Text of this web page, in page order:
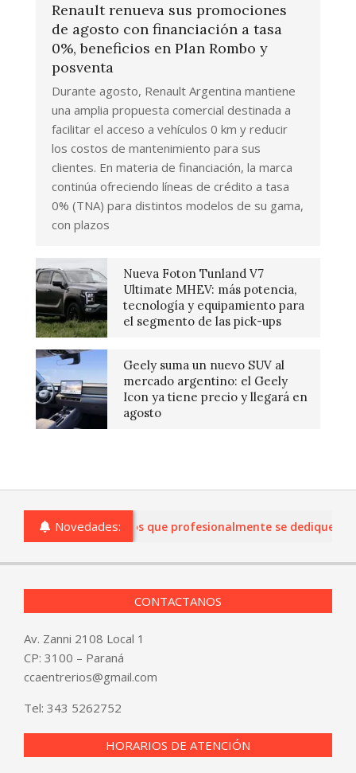
Renault renueva sus promociones
de agosto con financiación a tasa
0%, beneficios en Plan Rombo y
posventa
Durante agosto, Renault Argentina mantiene
una amplia propuesta comercial destinada a
facilitar el acceso a vehículos 0 km y reducir
los costos de mantenimiento para sus
clientes. En materia de financiación, la marca
continúa ofreciendo líneas de crédito a tasa
0% (TNA) para distintos modelos de su gama,
con plazos
Nueva Foton Tunland V7
Ultimate MHEV: más potencia,
tecnología y equipamiento para
el segmento de las pick-ups
Geely suma un nuevo SUV al
mercado argentino: el Geely
Icon ya tiene precio y llegará en
agosto
Novedades:
de Entre Ríos que profesionalmente se dediquen a
CONTACTANOS
Av. Zanni 2108 Local 1
CP: 3100 – Paraná
ccaentrerios@gmail.com
Tel: 343 5262752
HORARIOS DE ATENCIÓN